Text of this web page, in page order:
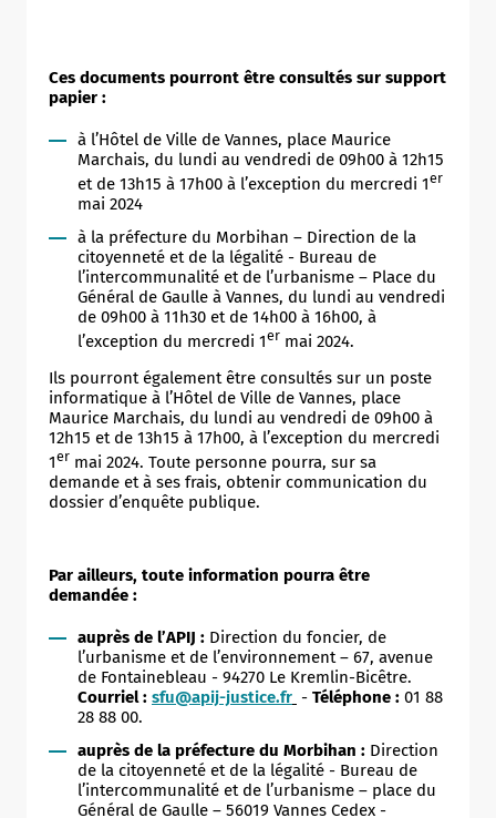
Ces documents pourront être consultés sur support
papier :
à l’Hôtel de Ville de Vannes, place Maurice
Marchais, du lundi au vendredi de 09h00 à 12h15
et de 13h15 à 17h00 à l’exception du mercredi 1er
mai 2024
à la préfecture du Morbihan – Direction de la
citoyenneté et de la légalité - Bureau de
l’intercommunalité et de l’urbanisme – Place du
Général de Gaulle à Vannes, du lundi au vendredi
de 09h00 à 11h30 et de 14h00 à 16h00, à
l’exception du mercredi 1er mai 2024.
Ils pourront également être consultés sur un poste
informatique à l’Hôtel de Ville de Vannes, place
Maurice Marchais, du lundi au vendredi de 09h00 à
12h15 et de 13h15 à 17h00, à l’exception du mercredi
1er mai 2024. Toute personne pourra, sur sa
demande et à ses frais, obtenir communication du
dossier d’enquête publique.
Par ailleurs, toute information pourra être
demandée :
auprès de l’APIJ : Direction du foncier, de
l’urbanisme et de l’environnement – 67, avenue
de Fontainebleau - 94270 Le Kremlin-Bicêtre.
Courriel : sfu@apij-justice.fr - Téléphone : 01 88
28 88 00.
auprès de la préfecture du Morbihan : Direction
de la citoyenneté et de la légalité - Bureau de
l’intercommunalité et de l’urbanisme – place du
Général de Gaulle – 56019 Vannes Cedex -